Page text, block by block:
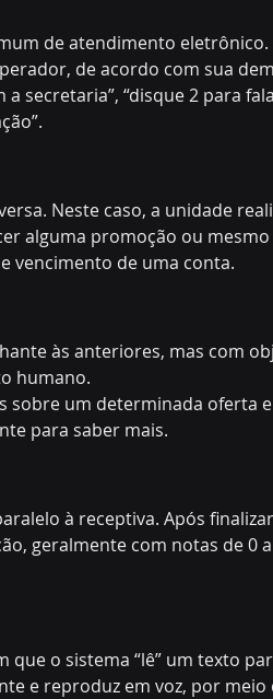
de atendimento
de acordo com sua
a secretaria”, “disque 2 para
Neste caso, a unidade
alguma promoção ou
vencimento de uma conta.
às anteriores, mas com
humano.
sobre um determinada oferta
para saber mais.
à receptiva. Após
geralmente com notas de 0
que o sistema “lê” um texto
e reproduz em voz, por meio